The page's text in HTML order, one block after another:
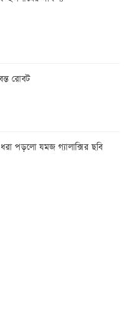
রোবট
পড়লো যমজ গ্যালাক্সির ছবি